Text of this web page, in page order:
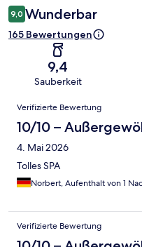
9,0 Wunderbar
165 Bewertungen
9,4
Sauberkeit
Bewertungen
Verifizierte Bewertung
10/10 –
4. Mai 2026
Tolles SPA
Norbert, Aufenthalt von 1
Verifizierte Bewertung